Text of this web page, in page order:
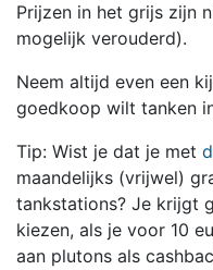
Prijzen in het grijs zijn
mogelijk verouderd).
Neem altijd even een
goedkoop wilt tanken
Tip: Wist je dat je met
maandelijks (vrijwel)
tankstations? Je krijgt
kiezen, als je voor 10
aan plutons als